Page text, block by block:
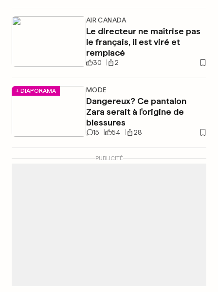
AIR CANADA
Le directeur ne maîtrise pas
le français, il est viré et
remplacé
30 2
+ DIAPORAMA MODE
Dangereux? Ce pantalon
Zara serait à l'origine de
blessures
15 54 28
PUBLICITÉ